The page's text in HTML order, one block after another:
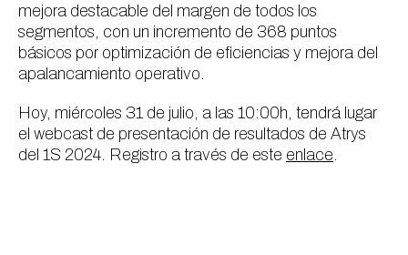
mejora destacable del margen de todos los
segmentos, con un incremento de 368 puntos
básicos por optimización de eficiencias y mejora del
apalancamiento operativo.
Hoy, miércoles 31 de julio, a las 10:00h, tendrá lugar
el webcast de presentación de resultados de Atrys
del 1S 2024. Registro a través de este enlace.